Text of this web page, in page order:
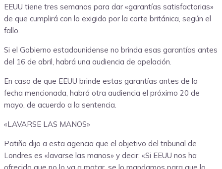
EEUU tiene tres semanas para dar «garantías satisfactorias»
de que cumplirá con lo exigido por la corte británica, según el
fallo.
Si el Gobierno estadounidense no brinda esas garantías antes
del 16 de abril, habrá una audiencia de apelación.
En caso de que EEUU brinde estas garantías antes de la
fecha mencionada, habrá otra audiencia el próximo 20 de
mayo, de acuerdo a la sentencia.
«LAVARSE LAS MANOS»
Patiño dijo a esta agencia que el objetivo del tribunal de
Londres es «lavarse las manos» y decir: «Si EEUU nos ha